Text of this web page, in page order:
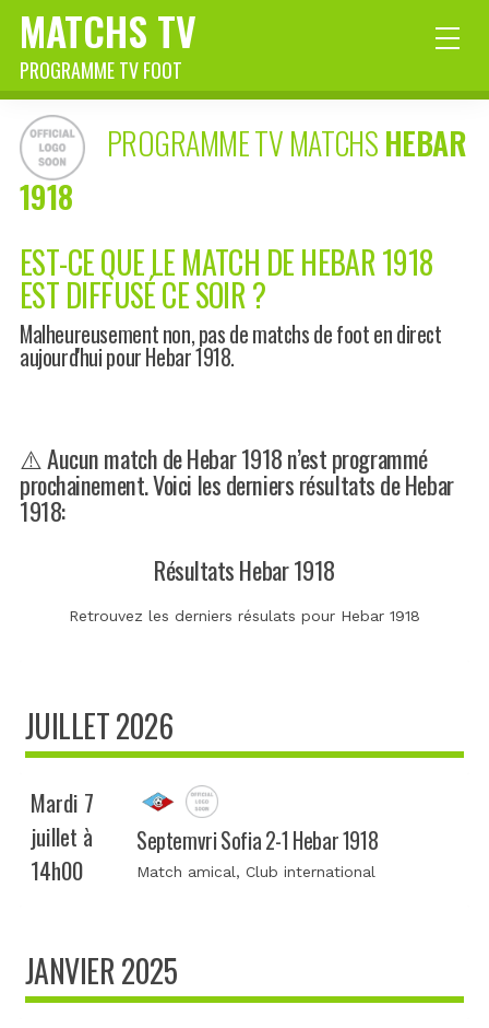
MATCHS TV
PROGRAMME TV FOOT
PROGRAMME TV MATCHSHEBAR
1918
EST-CE QUE LE MATCH DE HEBAR 1918
EST DIFFUSÉ CE SOIR ?
Malheureusement non, pas de matchs de foot en direct
aujourd'hui pour Hebar 1918.
⚠️ Aucun match de Hebar 1918 n’est programmé
prochainement. Voici les derniers résultats de Hebar
1918:
Résultats Hebar 1918
Retrouvez les derniers résulats pour Hebar 1918
JUILLET 2026
Mardi 7
juillet à
14h00
Septemvri Sofia 2-1 Hebar 1918
Match amical, Club international
JANVIER 2025